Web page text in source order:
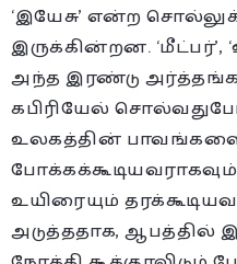
‘இயேசு’ என்ற
இருக்கின்றன.
அந்த இரண்டு
கபிரியேல்
உலகத்தின்
உயிரையும்
அடுத்ததாக,